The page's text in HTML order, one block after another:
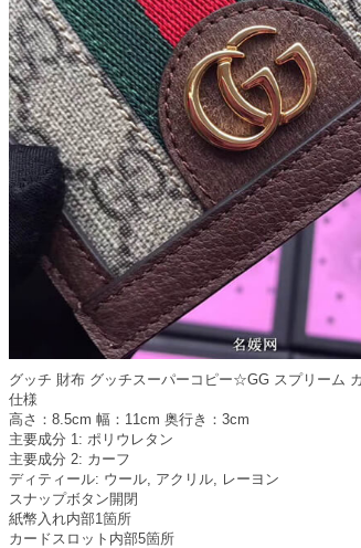
グッチ 財布 グッチスーパーコピー☆GG スプリーム
仕様
高さ：8.5cm 幅：11cm 奥行き：3cm
主要成分 1: ポリウレタン
主要成分 2: カーフ
ディティール: ウール, アクリル, レーヨン
スナップボタン開閉
紙幣入れ内部1箇所
カードスロット内部5箇所